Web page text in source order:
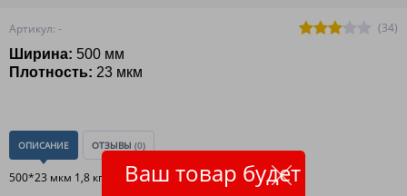
Ваш товар будет
Артикул: -
(34)
Ширина: 500 мм
Плотность: 23 мкм
ОПИСАНИЕ ОТЗЫВЫ (0)
500*23 мкм 1,8 кг , 1,98 брутто , 170 метров